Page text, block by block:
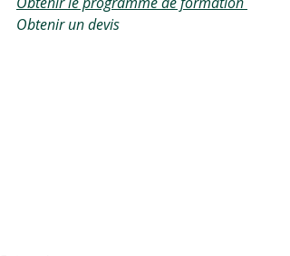
Obtenir un devis